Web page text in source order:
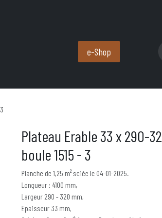
e-Shop
Plateau Erable 33 x 290-
boule 1515 - 3
Planche de 1,25 m² sciée le 04-01-2025.
Longueur : 4100 mm,
Largeur 290 - 320 mm,
Epaisseur 33 mm,